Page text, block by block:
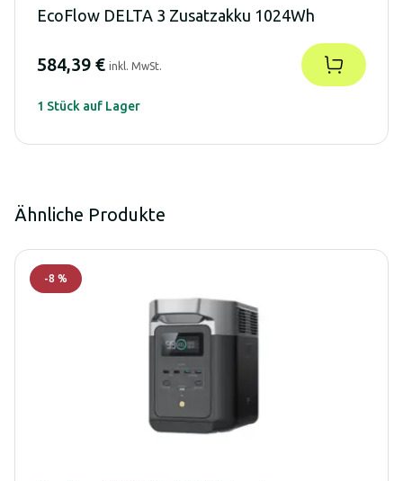
EcoFlow DELTA 3 Zusatzakku 1024Wh
584,39 € inkl. MwSt.
1 Stück auf Lager
Ähnliche Produkte
-8 %